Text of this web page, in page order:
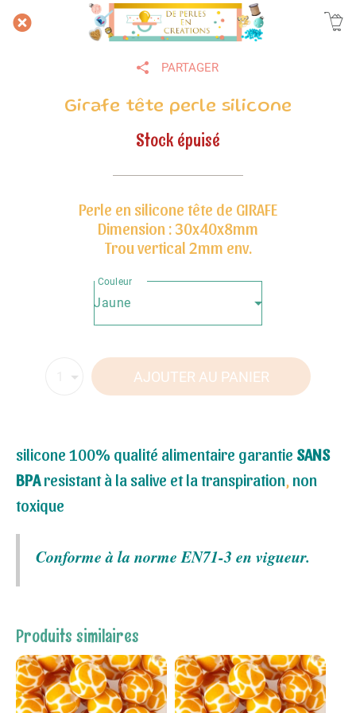
PARTAGER
Girafe tête perle silicone
Stock épuisé
Perle en silicone tête de GIRAFE
Dimension : 30x40x8mm
Trou vertical 2mm env.
Couleur
Jaune
AJOUTER AU PANIER
silicone 100% qualité alimentaire garantie SANS
BPAresistant à la salive et la transpiration, non
toxique
Conforme à la norme EN71-3 en vigueur.
Produits similaires